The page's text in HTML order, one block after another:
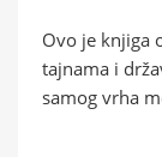
Ovo je knjiga
tajnama i
samog vrha